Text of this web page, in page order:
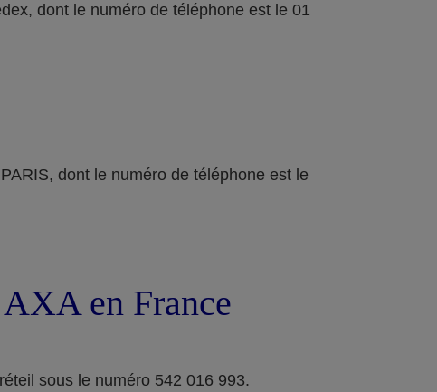
dont le numéro de téléphone est le 01
dont le numéro de téléphone est le
en France
sous le numéro 542 016 993.